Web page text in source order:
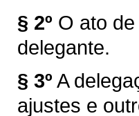
§ 2º O ato
delegante.
§ 3º A
ajustes e